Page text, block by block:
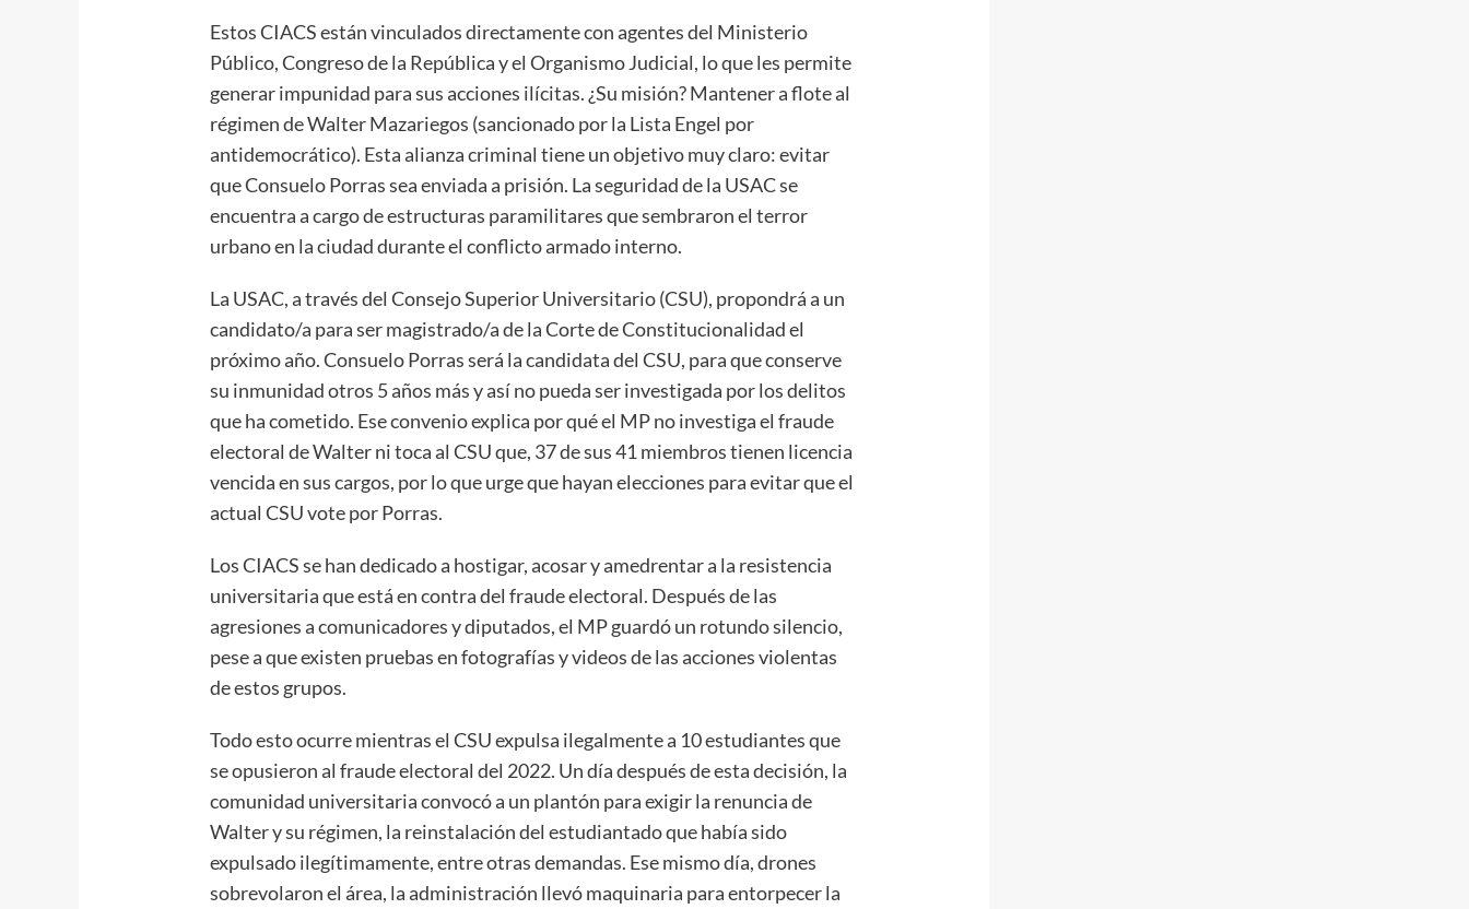
Estos CIACS están vinculados directamente con agentes del Ministerio
Público, Congreso de la República y el Organismo Judicial, lo que les permite
generar impunidad para sus acciones ilícitas. ¿Su misión? Mantener a flote al
régimen de Walter Mazariegos (sancionado por la Lista Engel por
antidemocrático). Esta alianza criminal tiene un objetivo muy claro: evitar
que Consuelo Porras sea enviada a prisión. La seguridad de la USAC se
encuentra a cargo de estructuras paramilitares que sembraron el terror
urbano en la ciudad durante el conflicto armado interno.
La USAC, a través del Consejo Superior Universitario (CSU), propondrá a un
candidato/a para ser magistrado/a de la Corte de Constitucionalidad el
próximo año. Consuelo Porras será la candidata del CSU, para que conserve
su inmunidad otros 5 años más y así no pueda ser investigada por los delitos
que ha cometido. Ese convenio explica por qué el MP no investiga el fraude
electoral de Walter ni toca al CSU que, 37 de sus 41 miembros tienen licencia
vencida en sus cargos, por lo que urge que hayan elecciones para evitar que el
actual CSU vote por Porras.
Los CIACS se han dedicado a hostigar, acosar y amedrentar a la resistencia
universitaria que está en contra del fraude electoral. Después de las
agresiones a comunicadores y diputados, el MP guardó un rotundo silencio,
pese a que existen pruebas en fotografías y videos de las acciones violentas
de estos grupos.
Todo esto ocurre mientras el CSU expulsa ilegalmente a 10 estudiantes que
se opusieron al fraude electoral del 2022. Un día después de esta decisión, la
comunidad universitaria convocó a un plantón para exigir la renuncia de
Walter y su régimen, la reinstalación del estudiantado que había sido
expulsado ilegítimamente, entre otras demandas. Ese mismo día, drones
sobrevolaron el área, la administración llevó maquinaria para entorpecer la